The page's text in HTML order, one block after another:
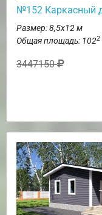
№152 Каркасный
Размер: 8,5х12 м
Общая площадь: 1022
3447150